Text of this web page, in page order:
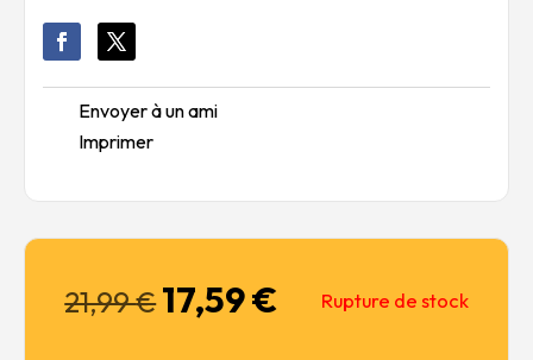
Envoyer à un ami
Imprimer
21,99€Le
prix
17,59€ Rupture de stock